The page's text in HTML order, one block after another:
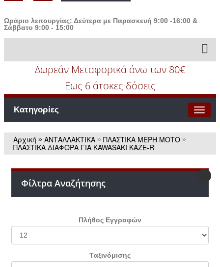
Ωράριο λειτουργίας: Δεύτερα με Παρασκευή 9:00 -16:00 &
Σάββατο 9:00 - 15:00
Δωρεάν Μεταφορικά άνω των 80€
Εως 6 άτοκες δόσεις
Κατηγορίες
Αρχική » ΑΝΤΑΛΛΑΚΤΙΚΑ » ΠΛΑΣΤΙΚΑ ΜΕΡΗ ΜΟΤΟ »
ΠΛΑΣΤΙΚΑ ΔΙΑΦΟΡΑ ΓΙΑ KAWASAKI KAZE-R
Φίλτρα Αναζήτησης
Πλήθος Εγγραφών
Tαξινόμισης